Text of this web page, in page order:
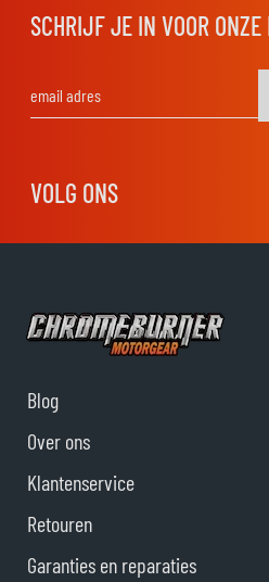
SCHRIJF JE IN VOOR
VOLG ONS
Blog
Over ons
Klantenservice
Retouren
Garanties en reparaties